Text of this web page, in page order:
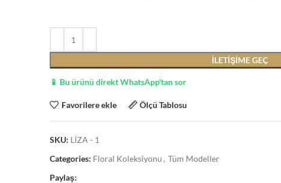
İLETIŞIME GEÇ
📱 Bu ürünü direkt WhatsApp'tan sor
Favorilere ekle Ölçü Tablosu
SKU: LİZA - 1
Categories: Floral Koleksiyonu , Tüm Modeller
Paylaş: